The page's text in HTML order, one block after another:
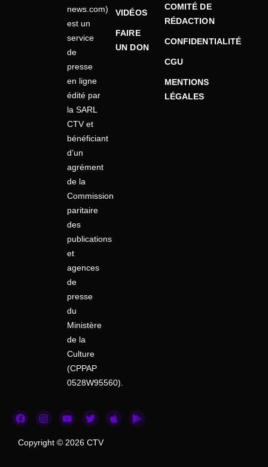
news.com)
est un
service
de
presse
en ligne
édité par
la SARL
CTV et
bénéficiant
d’un
agrément
de la
Commission
paritaire
des
publications
et
agences
de
presse
du
Ministère
de la
Culture
(CPPAP
0528W95560).
VIDÉOS
FAIRE
UN DON
COMITÉ DE
RÉDACTION
CONFIDENTIALITÉ
CGU
MENTIONS
LÉGALES
F
a
e
I
n
t
Y
o
t
T
w
t
A
p
G
o
Copyright © 2026 CTV